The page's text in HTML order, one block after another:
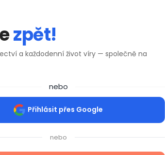
zpět!
a každodenní život víry — společně na
nebo
Přihlásit přes Google
nebo